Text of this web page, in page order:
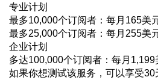
专业计划
最多10,000个订阅者：每月165美
最多25,000个订阅者：每月255美
企业计划
多达100,000个订阅者：每月1,199
如果你想测试该服务，可以享受